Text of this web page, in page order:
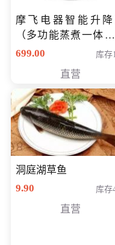
摩飞电器智能升降
（多功能蒸煮一体锅
（智能升降养生锅）
699.00 库存
直营
洞庭湖草鱼
9.90
库存
直营